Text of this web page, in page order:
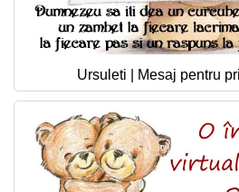
Ursuleti | Mesaj pentru